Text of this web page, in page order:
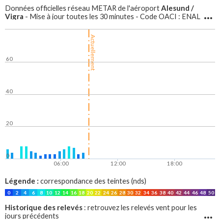
Données officielles réseau METAR de l'aéroportAlesund /
Vigra - Mise à jour toutes les 30 minutes - Code OACI : ENAL
Actuellement
06:00 12:00 18:00
0
20
40
60
Légende : correspondance des teintes (nds)
0 2 4 6 8 10 12 14 16 18 20 22 24 26 28 30 32 34 36 38 40 42 44 46 48 50
Historique des relevés : retrouvez les relevés vent pour les
jours précédents